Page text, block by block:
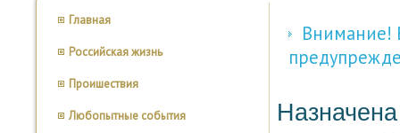
Главная
Российская жизнь
Проишествия
Любопытные события
Внимание!